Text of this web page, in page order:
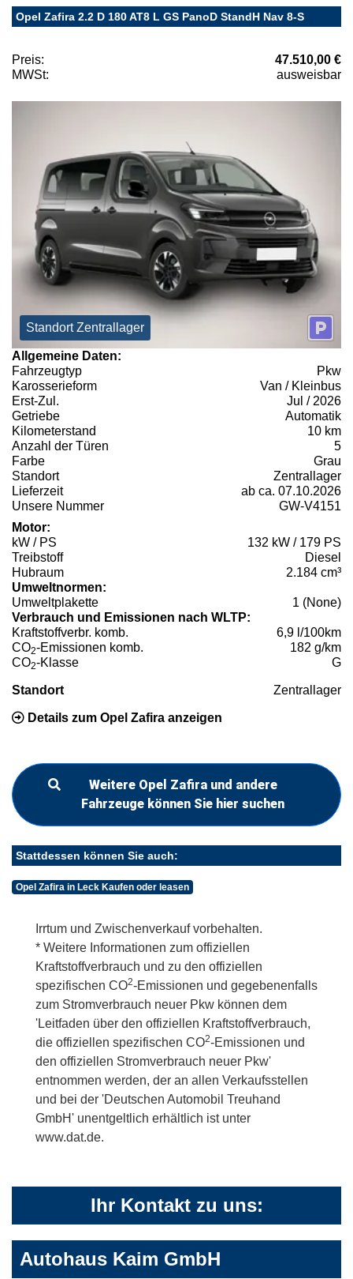
Opel Zafira 2.2 D 180 AT8 L GS PanoD StandH Nav 8-S
Preis:
47.510,00 €
MWSt:
ausweisbar
Standort Zentrallager
Allgemeine Daten:
Fahrzeugtyp
Pkw
Karosserieform
Van / Kleinbus
Erst-Zul.
Jul / 2026
Getriebe
Automatik
Kilometerstand
10 km
Anzahl der Türen
5
Farbe
Grau
Standort
Zentrallager
Lieferzeit
ab ca. 07.10.2026
Unsere Nummer
GW-V4151
Motor:
kW / PS
132 kW / 179 PS
Treibstoff
Diesel
Hubraum
2.184 cm³
Umweltnormen:
Umweltplakette
1 (None)
Verbrauch und Emissionen nach WLTP:
Kraftstoffverbr. komb.
6,9 l/100km
CO2-Emissionen komb.
182 g/km
CO2-Klasse G
Standort Zentrallager
Details zum Opel Zafira anzeigen
Weitere Opel Zafira und andere
Fahrzeuge können Sie hier suchen
Stattdessen können Sie auch:
Opel Zafira in Leck Kaufen oder leasen
Irrtum und Zwischenverkauf vorbehalten.
* Weitere Informationen zum offiziellen
Kraftstoffverbrauch und zu den offiziellen
spezifischen CO2-Emissionen und gegebenenfalls
zum Stromverbrauch neuer Pkw können dem
'Leitfaden über den offiziellen Kraftstoffverbrauch,
die offiziellen spezifischen CO2-Emissionen und
den offiziellen Stromverbrauch neuer Pkw'
entnommen werden, der an allen Verkaufsstellen
und bei der 'Deutschen Automobil Treuhand
GmbH' unentgeltlich erhältlich ist unter
www.dat.de.
Ihr Kontakt zu uns:
Autohaus Kaim GmbH